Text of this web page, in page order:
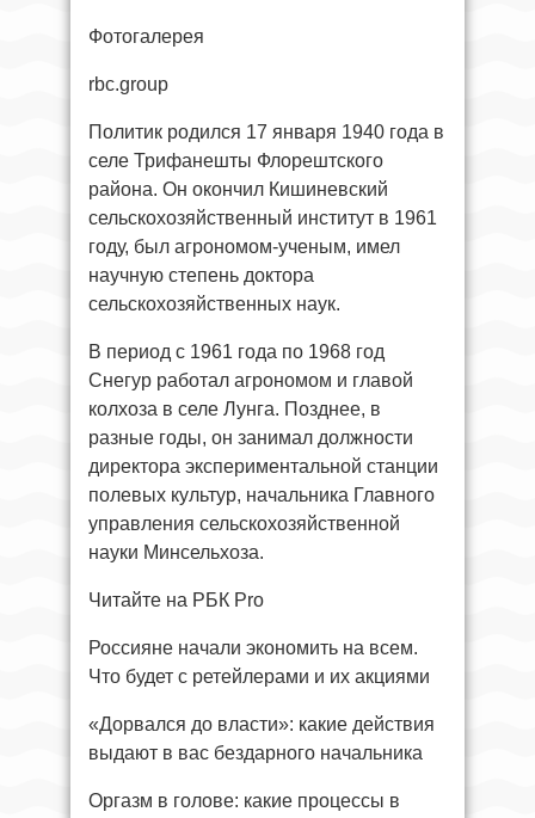
Фотогалерея
rbc.group
Политик родился 17 января 1940 года в
селе Трифанешты Флорештского
района. Он окончил Кишиневский
сельскохозяйственный институт в 1961
году, был агрономом-ученым, имел
научную степень доктора
сельскохозяйственных наук.
В период с 1961 года по 1968 год
Снегур работал агрономом и главой
колхоза в селе Лунга. Позднее, в
разные годы, он занимал должности
директора экспериментальной станции
полевых культур, начальника Главного
управления сельскохозяйственной
науки Минсельхоза.
Читайте на РБК Pro
Россияне начали экономить на всем.
Что будет с ретейлерами и их акциями
«Дорвался до власти»: какие действия
выдают в вас бездарного начальника
Оргазм в голове: какие процессы в